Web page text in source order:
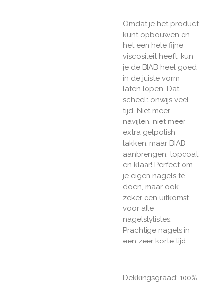
Omdat je het product
kunt opbouwen en
het een hele fijne
viscositeit heeft, kun
je de BIAB heel goed
in de juiste vorm
laten lopen. Dat
scheelt onwijs veel
tijd. Niet meer
navijlen, niet meer
extra gelpolish
lakken; maar BIAB
aanbrengen, topcoat
en klaar! Perfect om
je eigen nagels te
doen, maar ook
zeker een uitkomst
voor alle
nagelstylistes.
Prachtige nagels in
een zeer korte tijd.
Dekkingsgraad: 100%